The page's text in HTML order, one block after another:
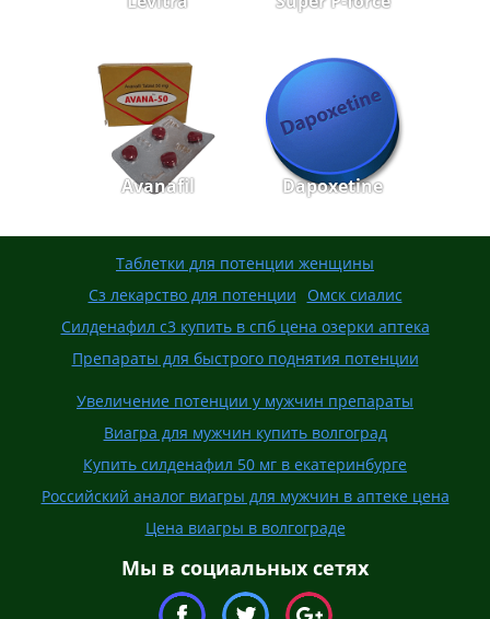
Avanafil Dapoxetine
Таблетки для потенции женщины
Сз лекарство для потенции Омск сиалис
Силденафил с3 купить в спб цена озерки аптека
Препараты для быстрого поднятия потенции
Увеличение потенции у мужчин препараты
Виагра для мужчин купить волгоград
Купить силденафил 50 мг в екатеринбурге
Российский аналог виагры для мужчин в аптеке цена
Цена виагры в волгограде
Мы в социальных сетях